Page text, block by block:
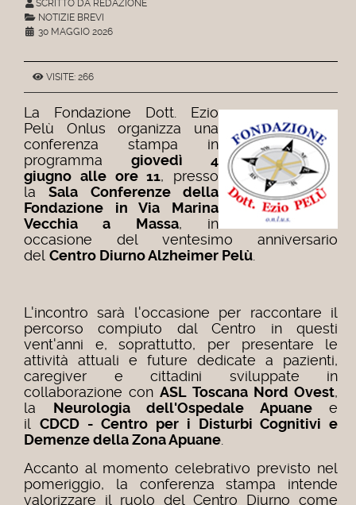
SCRITTO DA REDAZIONE
NOTIZIE BREVI
30 MAGGIO 2026
VISITE: 266
La Fondazione Dott. Ezio
Pelù Onlus organizza una
conferenza stampa in
programmagiovedì 4
giugno alle ore 11, presso
laSala Conferenze della
Fondazione in Via Marina
Vecchia a Massa, in
occasione del ventesimo anniversario
del Centro Diurno Alzheimer Pelù
L'incontro sarà l'occasione per raccontare il
percorso compiuto dal Centro in questi
vent'anni e, soprattutto, per presentare le
attività attuali e future dedicate a pazienti,
caregiver e cittadini sviluppate in
collaborazione conASL Toscana Nord Ovest,
la Neurologia dell'Ospedale Apuanee
il CDCD - Centro per i Disturbi Cognitivi e
Demenze della Zona Apuane
Accanto al momento celebrativo previsto nel
pomeriggio, la conferenza stampa intende
valorizzare il ruolo del Centro Diurno come